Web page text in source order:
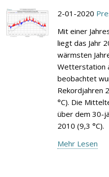
2-01-2020
Mit einer
liegt das Jahr
wärmsten
Wetterstation
beobachtet
Rekordjahren
°C). Die
über dem 30-
2010 (9,3 °C).
Mehr Lesen